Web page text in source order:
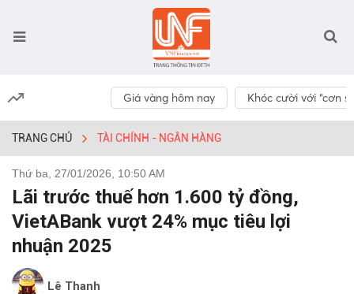
Giá vàng hôm nay Khóc cười với “cơn
TRANG CHỦ TÀI CHÍNH - NGÂN HÀNG
Thứ ba, 27/01/2026, 10:50 AM
Lãi trước thuế hơn 1.600 tỷ đồng,
VietABank vượt 24% mục tiêu lợi
nhuận 2025
Lê Thanh